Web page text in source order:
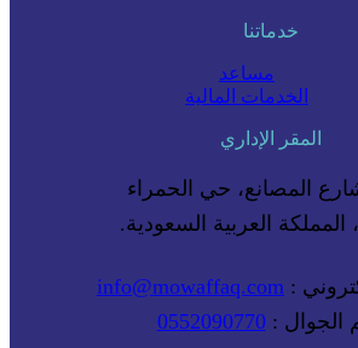
خدماتنا
مساعد
الخدمات المالية
المقر الإداري
المملكة العربية السعودية.
:
info@mowaffaq.com
الجوال :0552090770